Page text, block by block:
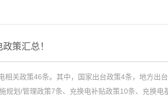
策汇总！
相关政策46条。其中，国家出台政策4条，地方出
规划/管理政策7条、充换电补贴政策10条、充换电